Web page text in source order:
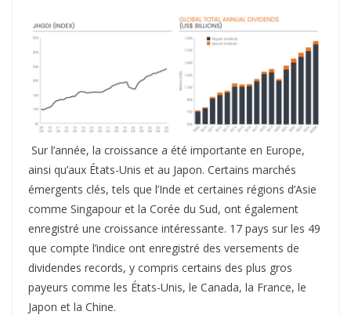
Sur l’année, la croissance a été importante en Europe,
ainsi qu’aux États-Unis et au Japon. Certains marchés
émergents clés, tels que l’Inde et certaines régions d’Asie
comme Singapour et la Corée du Sud, ont également
enregistré une croissance intéressante. 17 pays sur les 49
que compte l’indice ont enregistré des versements de
dividendes records, y compris certains des plus gros
payeurs comme les États-Unis, le Canada, la France, le
Japon et la Chine.